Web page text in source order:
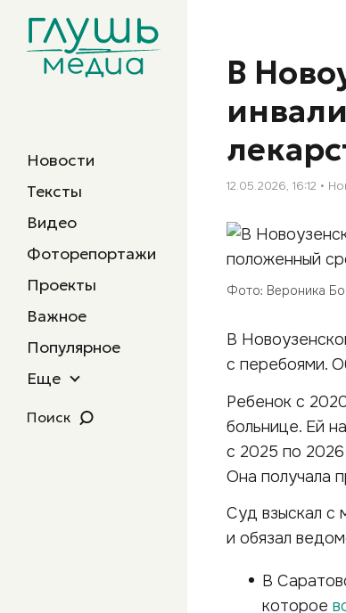
Новости
Тексты
Видео
Фоторепортажи
Проекты
Важное
Популярное
Еще
Поиск
В
12.05.2026, 16:12
Фото: Вероника
В
с перебоями.
Ребенок с
больнице. Ей
с 2025 по
Она получала
Суд взыскал с
и обязал
В
которое